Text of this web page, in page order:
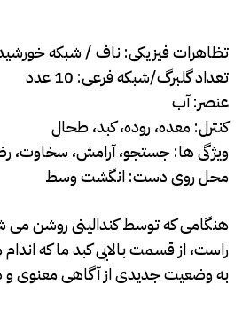
تظاهرات فیزیکی: ناف / شبکه
تعداد گلبرگ/شبکه ​​فرعی: 10 عدد
عنصر: آب
کنترل: معده، روده، کبد، طحال
ویژگی ها: جستجو، آرامش، سخاوت،
محل روی دست: انگشت وسط
هنگامی که توسط کندالینی روشن
راست، از قسمت بالایی کبد ما که
به وضعیت جدیدی از آگاهی معنوی